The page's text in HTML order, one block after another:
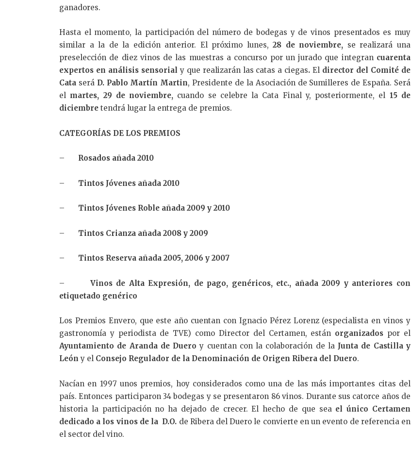
ganadores.
Hasta el momento, la participación del número de bodegas y de vinos presentados es muy
similar a la de la edición anterior. El próximo lunes,28 de noviembre, se realizará una
preselección de diez vinos de las muestras a concurso por un jurado que integran cuarenta
expertos en análisis sensorialy que realizarán las catas a ciegas. El director del Comité de
Cata será D. Pablo Martín Martin, Presidente de la Asociación de Sumilleres de España. Será
el martes, 29 de noviembre, cuando se celebre la Cata Final y, posteriormente, el 15 de
diciembre tendrá lugar la entrega de premios.
CATEGORÍAS DE LOS PREMIOS
– Rosados añada 2010
– Tintos Jóvenes añada 2010
– Tintos Jóvenes Roble añada 2009 y 2010
– Tintos Crianza añada 2008 y 2009
– Tintos Reserva añada 2005, 2006 y 2007
– Vinos de Alta Expresión, de pago, genéricos, etc., añada 2009 y anteriores con
etiquetado genérico
Los Premios Envero, que este año cuentan con Ignacio Pérez Lorenz (especialista en vinos y
gastronomía y periodista de TVE) como Director del Certamen, están organizados por el
Ayuntamiento de Aranda de Duero y cuentan con la colaboración de la Junta de Castilla y
León y el Consejo Regulador de la Denominación de Origen Ribera del Duero.
Nacían en 1997 unos premios, hoy considerados como una de las más importantes citas del
país. Entonces participaron 34 bodegas y se presentaron 86 vinos. Durante sus catorce años de
historia la participación no ha dejado de crecer. El hecho de que sea el único Certamen
dedicado a los vinos de la D.O. de Ribera del Duero le convierte en un evento de referencia en
el sector del vino.